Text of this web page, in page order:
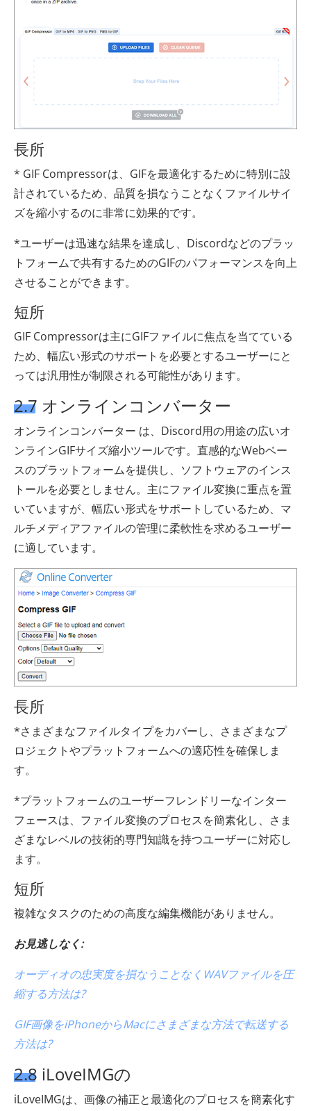
長所
* GIF Compressorは、GIFを最適化するために特別に設
計されているため、品質を損なうことなくファイルサイ
ズを縮小するのに非常に効果的です。
*ユーザーは迅速な結果を達成し、Discordなどのプラッ
トフォームで共有するためのGIFのパフォーマンスを向上
させることができます。
短所
GIF Compressorは主にGIFファイルに焦点を当てている
ため、幅広い形式のサポートを必要とするユーザーにと
っては汎用性が制限される可能性があります。
2.7 オンラインコンバーター
オンラインコンバーター は、Discord用の用途の広いオ
ンラインGIFサイズ縮小ツールです。直感的なWebベー
スのプラットフォームを提供し、ソフトウェアのインス
トールを必要としません。主にファイル変換に重点を置
いていますが、幅広い形式をサポートしているため、マ
ルチメディアファイルの管理に柔軟性を求めるユーザー
に適しています。
長所
*さまざまなファイルタイプをカバーし、さまざまなプ
ロジェクトやプラットフォームへの適応性を確保しま
す。
*プラットフォームのユーザーフレンドリーなインター
フェースは、ファイル変換のプロセスを簡素化し、さま
ざまなレベルの技術的専門知識を持つユーザーに対応し
ます。
短所
複雑なタスクのための高度な編集機能がありません。
お見逃しなく:
オーディオの忠実度を損なうことなくWAVファイルを圧
縮する方法は?
GIF画像をiPhoneからMacにさまざまな方法で転送する
方法は?
2.8 iLoveIMGの
iLoveIMGは、画像の補正と最適化のプロセスを簡素化す